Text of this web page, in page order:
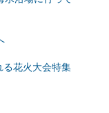
る花火大会特集